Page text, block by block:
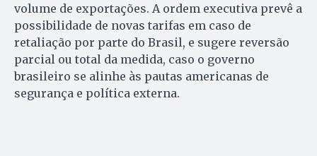
volume de exportações. A ordem executiva prevê a
possibilidade de novas tarifas em caso de
retaliação por parte do Brasil, e sugere reversão
parcial ou total da medida, caso o governo
brasileiro se alinhe às pautas americanas de
segurança e política externa.